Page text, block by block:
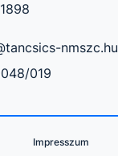
nmszc.hu
019
Impresszum